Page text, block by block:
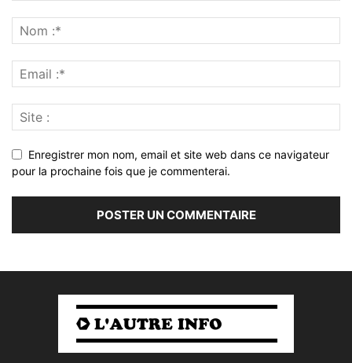
Enregistrer mon nom, email et site web dans ce navigateur
pour la prochaine fois que je commenterai.